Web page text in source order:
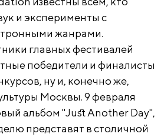
и эксперименты с
жанрами.
главных фестивалей
победители и финалисты
ну и, конечно же,
Москвы. 9 февраля
альбом "Just Another Day",
представят в столичной